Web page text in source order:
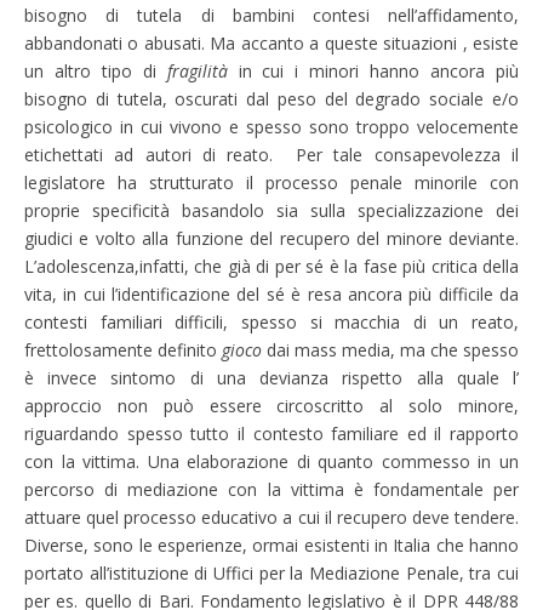
bisogno di tutela di bambini contesi nell’affidamento,
abbandonati o abusati. Ma accanto a queste situazioni , esiste
un altro tipo di fragilitàin cui i minori hanno ancora più
bisogno di tutela, oscurati dal peso del degrado sociale e/o
psicologico in cui vivono e spesso sono troppo velocemente
etichettati ad autori di reato. Per tale consapevolezza il
legislatore ha strutturato il processo penale minorile con
proprie specificità basandolo sia sulla specializzazione dei
giudici e volto alla funzione del recupero del minore deviante.
L’adolescenza,infatti, che già di per sé è la fase più critica della
vita, in cui l’identificazione del sé è resa ancora più difficile da
contesti familiari difficili, spesso si macchia di un reato,
frettolosamente definito gioco dai mass media, ma che spesso
è invece sintomo di una devianza rispetto alla quale l’
approccio non può essere circoscritto al solo minore,
riguardando spesso tutto il contesto familiare ed il rapporto
con la vittima. Una elaborazione di quanto commesso in un
percorso di mediazione con la vittima è fondamentale per
attuare quel processo educativo a cui il recupero deve tendere.
Diverse, sono le esperienze, ormai esistenti in Italia che hanno
portato all’istituzione di Uffici per la Mediazione Penale, tra cui
per es. quello di Bari. Fondamento legislativo è il DPR 448/88